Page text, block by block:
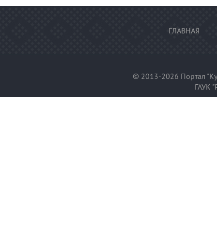
ГЛАВНАЯ
© 2013-2026 Портал
ГАУК